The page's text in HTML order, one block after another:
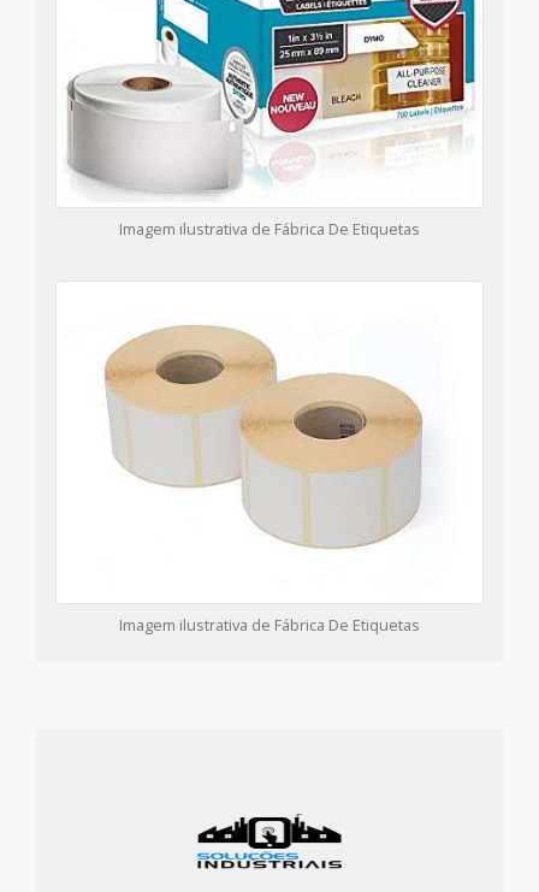
Imagem ilustrativa de Fábrica De Etiquetas
Imagem ilustrativa de Fábrica De Etiquetas